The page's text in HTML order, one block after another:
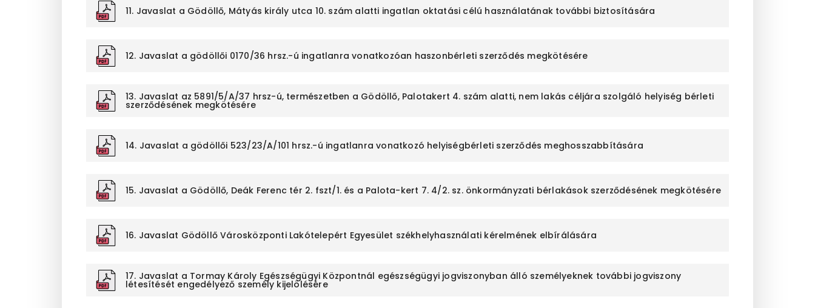
11. Javaslat a Gödöllő, Mátyás király utca 10. szám alatti ingatlan oktatási célú használatának további biztosítására
12. Javaslat a gödöllői 0170/36 hrsz.-ú ingatlanra vonatkozóan haszonbérleti szerződés megkötésére
13. Javaslat az 5891/5/A/37 hrsz-ú, természetben a Gödöllő, Palotakert 4. szám alatti, nem lakás céljára szolgáló helyiség bérleti
szerződésének megkötésére
14. Javaslat a gödöllői 523/23/A/101 hrsz.-ú ingatlanra vonatkozó helyiségbérleti szerződés meghosszabbítására
15. Javaslat a Gödöllő, Deák Ferenc tér 2. fszt/1. és a Palota-kert 7. 4/2. sz. önkormányzati bérlakások szerződésének megkötésére
16. Javaslat Gödöllő Városközponti Lakótelepért Egyesület székhelyhasználati kérelmének elbírálására
17. Javaslat a Tormay Károly Egészségügyi Központnál egészségügyi jogviszonyban álló személyeknek további jogviszony
létesítését engedélyező személy kijelölésére